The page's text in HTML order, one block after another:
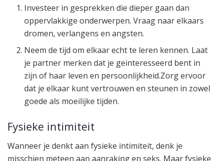
Investeer in gesprekken die dieper gaan dan
oppervlakkige onderwerpen. Vraag naar elkaars
dromen, verlangens en angsten.
Neem de tijd om elkaar echt te leren kennen. Laat
je partner merken dat je geïnteresseerd bent in
zijn of haar leven en persoonlijkheid.Zorg ervoor
dat je elkaar kunt vertrouwen en steunen in zowel
goede als moeilijke tijden.
Fysieke intimiteit
Wanneer je denkt aan fysieke intimiteit, denk je
misschien meteen aan aanraking en seks. Maar fysieke